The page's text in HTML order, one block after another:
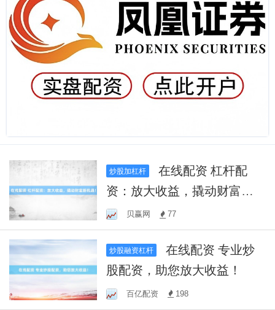
炒股加杠杆
在线配资 杠杆配
资：放大收益，撬动财富新
机遇！
贝赢网 77
炒股融资杠杆
在线配资 专业炒
股配资，助您放大收益！
百亿配资 198